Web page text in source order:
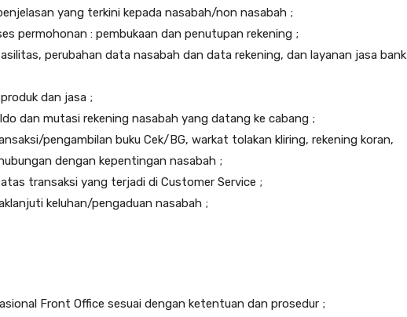
yang terkini kepada nasabah/non nasabah ;
permohonan : pembukaan dan penutupan rekening ;
perubahan data nasabah dan data rekening, dan layanan jasa bank
dan jasa ;
dan mutasi rekening nasabah yang datang ke cabang ;
pengambilan buku Cek/BG, warkat tolakan kliring, rekening koran,
dengan kepentingan nasabah ;
transaksi yang terjadi di Customer Service ;
keluhan/pengaduan nasabah ;
Front Office sesuai dengan ketentuan dan prosedur ;